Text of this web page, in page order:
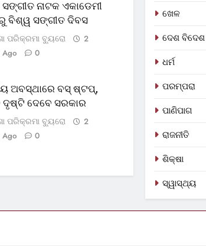
ନାଟକ ଏକାଡେମୀ
ବିଶ୍ୱ ସଙ୍ଗୀତ ଦିବସ
ପରିକ୍ରମା ବ୍ୟୁରୋ
2
Ago
0
ଅବସ୍ଥାରେ ବସ୍‌ ଷ୍ଟପ୍‌,
ଦୃଷ୍ଟି ଦେବେ ସରକାର
ପରିକ୍ରମା ବ୍ୟୁରୋ
2
Ago
0
ଖେଳ
ଦେଶ ବିଦେଶ
ଧର୍ମ
ପରମ୍ପରା
ପାଣିପାଗ
ରାଜନୀତି
ଶିକ୍ଷା
ସ୍ୱାସ୍ଥ୍ୟ